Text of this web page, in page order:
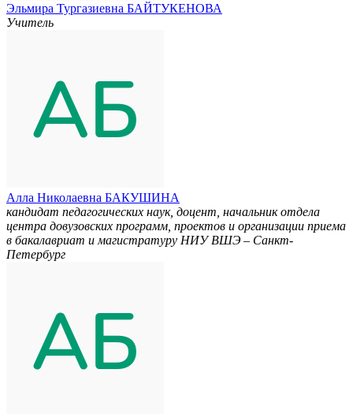
Эльмира Тургазиевна БАЙТУКЕНОВА
Учитель
Алла Николаевна БАКУШИНА
кандидат педагогических наук, доцент, начальник отдела
центра довузовских программ, проектов и организации приема
в бакалавриат и магистратуру НИУ ВШЭ – Санкт-
Петербург